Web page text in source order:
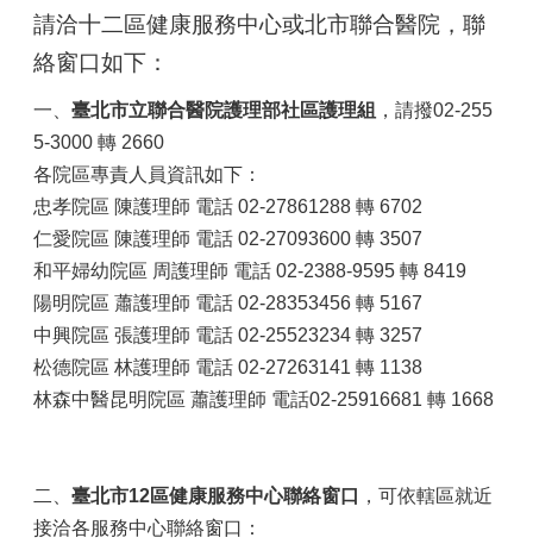
請洽十二區健康服務中心或北市聯合醫院，聯
絡窗口如下：
一、 臺北市立聯合醫院護理部社區護理組 ，請撥02-255
5-3000 轉 2660
各院區專責人員資訊如下：
忠孝院區 陳護理師 電話 02-27861288 轉 6702
仁愛院區 陳護理師 電話 02-27093600 轉 3507
和平婦幼院區 周護理師 電話 02-2388-9595 轉 8419
陽明院區 蕭護理師 電話 02-28353456 轉 5167
中興院區 張護理師 電話 02-25523234 轉 3257
松德院區 林護理師 電話 02-27263141 轉 1138
林森中醫昆明院區 蕭護理師 電話02-25916681 轉 1668
二、 臺北市12區健康服務中心聯絡窗口
，可依轄區就近
接洽各服務中心聯絡窗口：